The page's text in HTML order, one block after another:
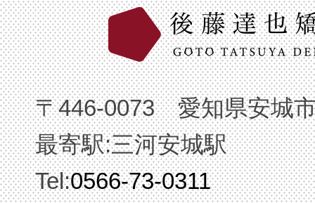
〒446-0073 愛知県安城
最寄駅:三河安城駅
Tel:0566-73-0311